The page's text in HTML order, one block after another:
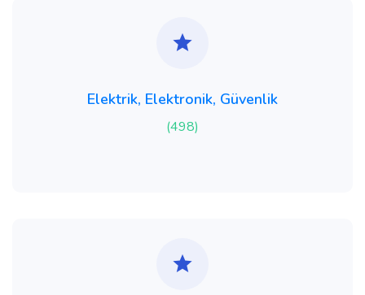
Elektrik, Elektronik, Güvenlik
(498)